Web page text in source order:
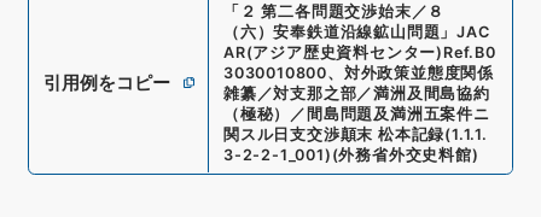
引用例をコピー
「 ２ 第二各問題交渉始末／８
（六）安奉鉄道沿線鉱山問題 」JAC
AR(アジア歴史資料センター) Ref. B0
3030010800、 対外政策並態度関係
雑纂／対支那之部／満洲及間島協約
（極秘）／間島問題及満洲五案件ニ
関スル日支交渉顛末 松本記録(1.1.1.
3-2-2-1_001) (外務省外交史料館)